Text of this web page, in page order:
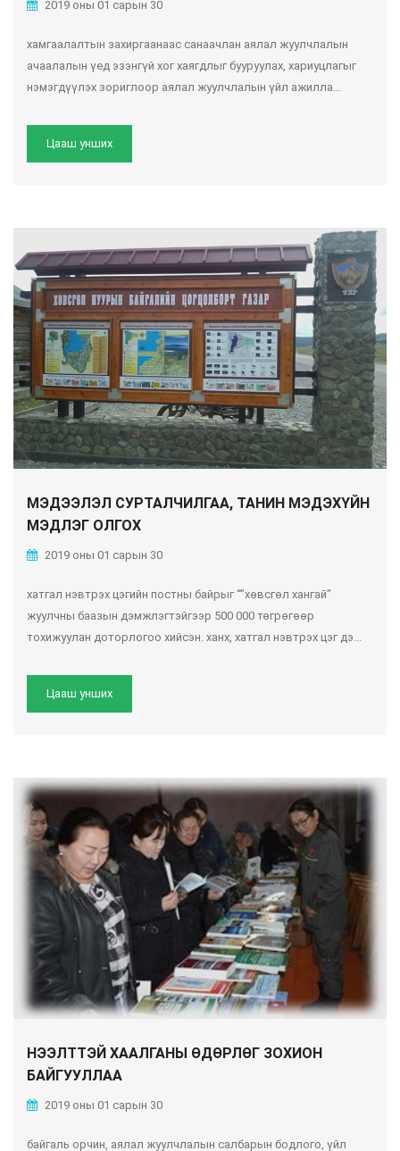
2019 оны 01 сарын 30
хамгаалалтын захиргаанаас санаачлан аялал жуулчлалын
ачаалалын үед эзэнгүй хог хаягдлыг бууруулах, хариуцлагыг
нэмэгдүүлэх зориглоор аялал жуулчлалын үйл ажилла...
Цааш унших
МЭДЭЭЛЭЛ СУРТАЛЧИЛГАА, ТАНИН МЭДЭХҮЙН
МЭДЛЭГ ОЛГОХ
2019 оны 01 сарын 30
хатгал нэвтрэх цэгийн постны байрыг “”хөвсгөл хангай”
жуулчны баазын дэмжлэгтэйгээр 500 000 төгрөгөөр
тохижуулан доторлогоо хийсэн. ханх, хатгал нэвтрэх цэг дэ...
Цааш унших
НЭЭЛТТЭЙ ХААЛГАНЫ ӨДӨРЛӨГ ЗОХИОН
БАЙГУУЛЛАА
2019 оны 01 сарын 30
байгаль орчин, аялал жуулчлалын салбарын бодлого, үйл